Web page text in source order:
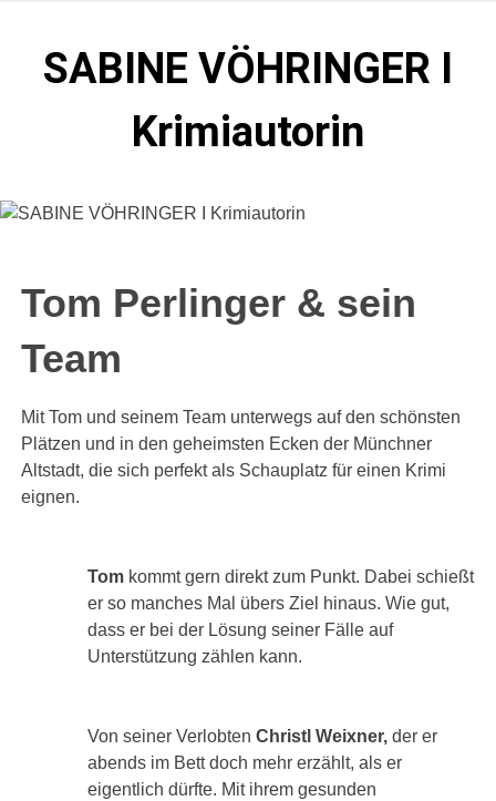
springenSABINE VÖHRINGER I
Krimiautorin
Vordergrund steht. Spielen zentral in der Münchner Altstadt.
Tom Perlinger & sein
Team
Mit Tom und seinem Team unterwegs auf den schönsten
Plätzen und in den geheimsten Ecken der Münchner
Altstadt, die sich perfekt als Schauplatz für einen Krimi
eignen.
Tom kommt gern direkt zum Punkt. Dabei schießt
er so manches Mal übers Ziel hinaus. Wie gut,
dass er bei der Lösung seiner Fälle auf
Unterstützung zählen kann.
Von seiner VerlobtenChristl Weixner, der er
abends im Bett doch mehr erzählt, als er
eigentlich dürfte. Mit ihrem gesunden